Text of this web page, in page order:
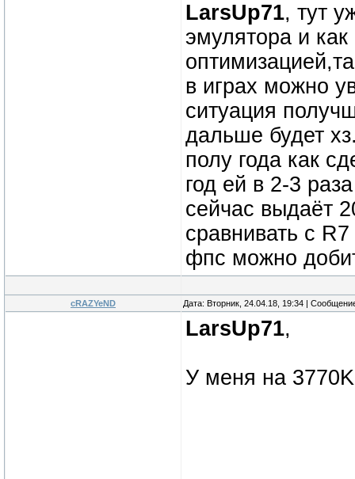
LarsUp71, тут
эмулятора и как
в играх можно
ситуация
дальше будет
полу года как
год ей в 2-3
сейчас выдаёт
сравнивать с
фпс можно
cRAZYeND Дата: Вторник, 24.04.18, 19:34 |
LarsUp71,
У меня на